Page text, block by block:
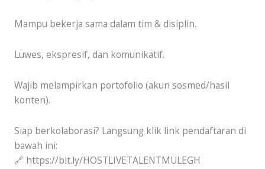
Mampu bekerja sama dalam tim & disiplin.
Luwes, ekspresif, dan komunikatif.
Wajib melampirkan portofolio (akun sosmed/hasil
konten).
Siap berkolaborasi? Langsung klik link pendaftaran di
bawah ini:
🔗 https://bit.ly/HOSTLIVETALENTMULEGH